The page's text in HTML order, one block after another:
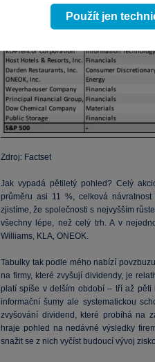
Zdroj: Factset
Jak vypadá pětiletý pohled? Celý
průměru asi 11 %, celková
zjistíme, že společnosti s nejvyšším
všechny lépe, než celý trh. A v
Williams, KLA, ONEOK.
Tabulky tak podle mého nabízí
na firmy, které zvyšují dividendy, je
platí spíše v delším období – tří až pěti
informační šumy ale systematickou
zvyšování dividend, které probíhá na
hraje pohled na nedávné výsledky
snažit se z nich vyčíst budoucí vývoj
Použít jen